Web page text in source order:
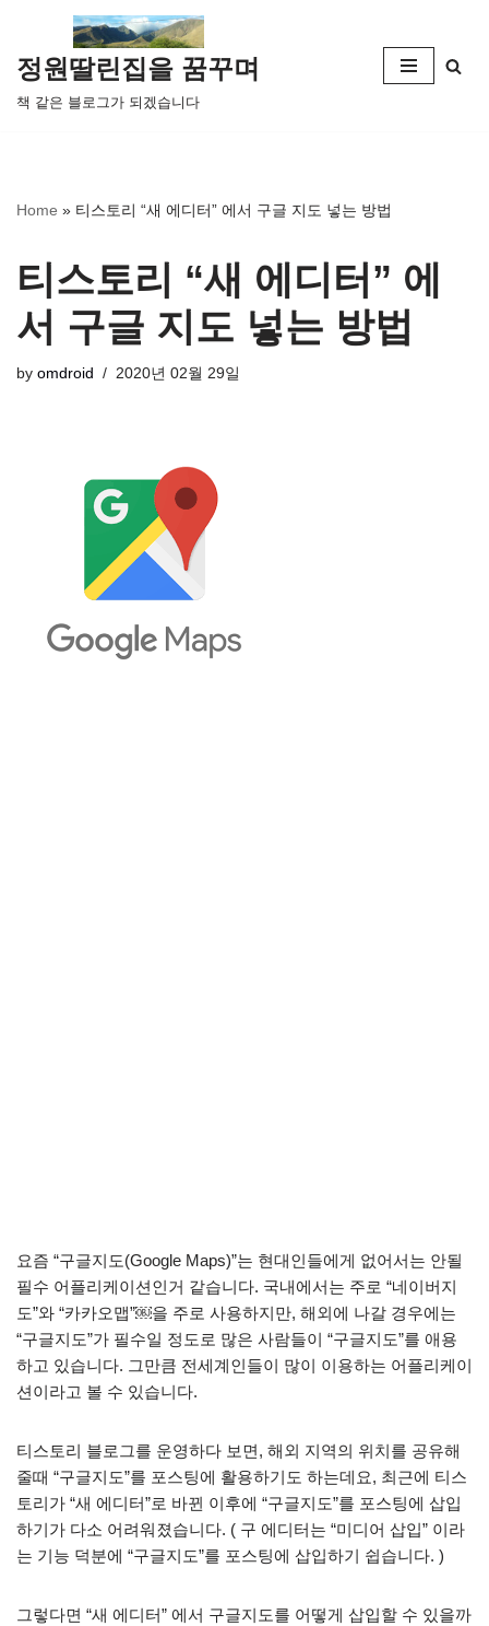
콘
텐
츠
뛰
정원딸린집을 꿈꾸며
책 같은 블로그가 되겠습니다
Home » 티스토리 “새 에디터” 에서 구글 지도 넣는 방법
티스토리 “새 에디터” 에
서 구글 지도 넣는 방법
by omdroid 2020년 02월 29일
요즘 “구글지도(Google Maps)”는 현대인들에게 없어서는 안될
필수 어플리케이션인거 같습니다. 국내에서는 주로 “네이버지
도”와 “카카오맵”￼을 주로 사용하지만, 해외에 나갈 경우에는
“구글지도”가 필수일 정도로 많은 사람들이 “구글지도”를 애용
하고 있습니다. 그만큼 전세계인들이 많이 이용하는 어플리케이
션이라고 볼 수 있습니다.
티스토리 블로그를 운영하다 보면, 해외 지역의 위치를 공유해
줄때 “구글지도”를 포스팅에 활용하기도 하는데요, 최근에 티스
토리가 “새 에디터”로 바뀐 이후에 “구글지도”를 포스팅에 삽입
하기가 다소 어려워졌습니다. ( 구 에디터는 “미디어 삽입” 이라
는 기능 덕분에 “구글지도”를 포스팅에 삽입하기 쉽습니다. )
그렇다면 “새 에디터” 에서 구글지도를 어떻게 삽입할 수 있을까